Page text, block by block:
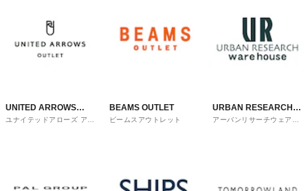
UNITED ARROWS
OUTLET
ユナイテッドアローズ アウ
BEAMS OUTLET
ビームスアウトレット
URBAN RESEARCH
ware house
アーバンリサーチウェアハ